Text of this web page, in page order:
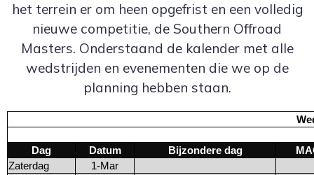
het terrein er om heen opgefrist en een volledig
nieuwe competitie, de Southern Offroad
Masters. Onderstaand de kalender met alle
wedstrijden en evenementen die we op de
planning hebben staan.
Dag Datum Bijzondere dag
Zaterdag
1-Mar